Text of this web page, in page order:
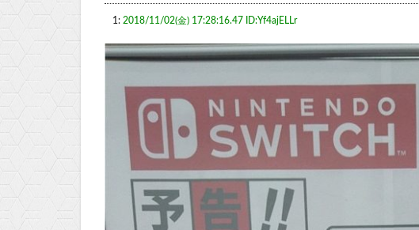
1: 2018/11/02(金) 17:28:16.47 ID:Yf4ajELLr